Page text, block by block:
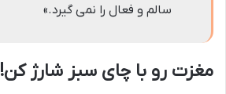
سالم و فعال را نمی گیرد.»
مغزت رو با چای سبز شارژ کن!